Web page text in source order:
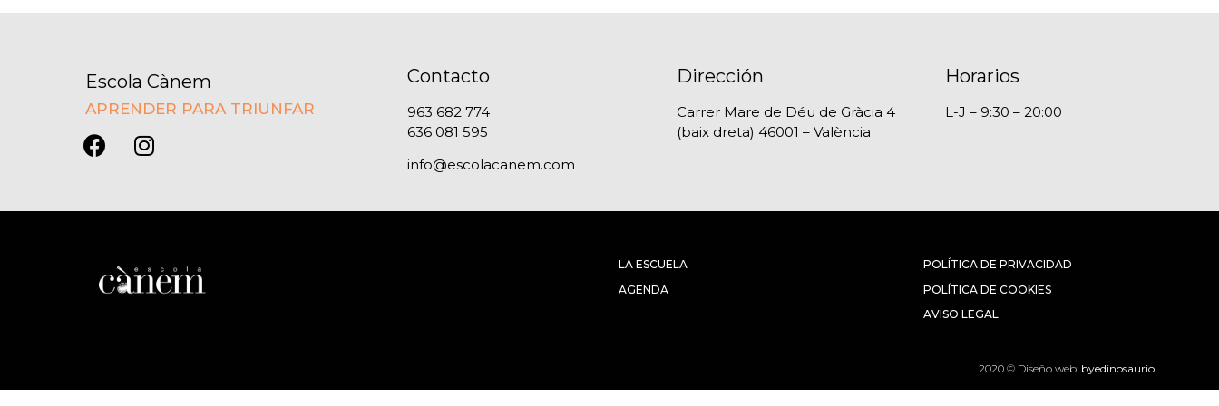
Escola Cànem
APRENDER PARA TRIUNFAR
Contacto
963 682 774
636 081 595
info@escolacanem.com
Dirección
Carrer Mare de Déu de Gràcia 4
(baix dreta) 46001 – València
Horarios
L-J – 9:30 – 20:00
LA ESCUELA
AGENDA
POLÍTICA DE PRIVACIDAD
POLÍTICA DE COOKIES
AVISO LEGAL
2020 © Diseño web: byedinosaurio